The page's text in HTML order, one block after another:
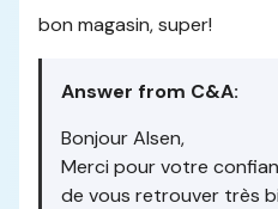
bon magasin, super!
Answer from C&A:
Bonjour Alsen,
Merci pour votre
de vous retrouver très